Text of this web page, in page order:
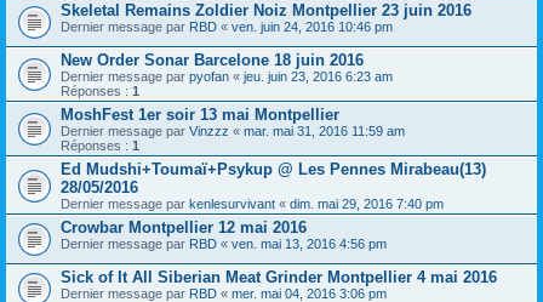
Skeletal Remains Zoldier Noiz Montpellier 23 juin 2016
Dernier message par RBD « ven. juin 24, 2016 10:46 pm
New Order Sonar Barcelone 18 juin 2016
Dernier message par pyofan « jeu. juin 23, 2016 6:23 am
Réponses : 1
MoshFest 1er soir 13 mai Montpellier
Dernier message par Vinzzz « mar. mai 31, 2016 11:59 am
Réponses : 1
Ed Mudshi+Toumaï+Psykup @ Les Pennes Mirabeau(13)
28/05/2016
Dernier message par kenlesurvivant « dim. mai 29, 2016 7:40 pm
Crowbar Montpellier 12 mai 2016
Dernier message par RBD « ven. mai 13, 2016 4:56 pm
Sick of It All Siberian Meat Grinder Montpellier 4 mai 2016
Dernier message par RBD « mer. mai 04, 2016 3:06 pm